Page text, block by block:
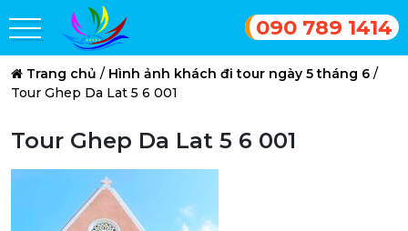
090 789 1414
Trang chủ / Hình ảnh khách đi tour ngày 5 tháng 6 /
Tour Ghep Da Lat 5 6 001
Tour Ghep Da Lat 5 6 001